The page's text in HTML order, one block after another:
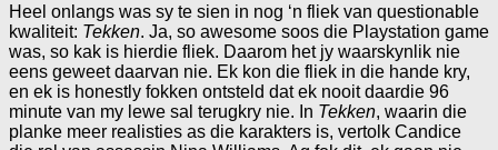
Heel onlangs was sy te sien in nog ‘n fliek van questionable
kwaliteit: Tekken. Ja, so awesome soos die Playstation game
was, so kak is hierdie fliek. Daarom het jy waarskynlik nie
eens geweet daarvan nie. Ek kon die fliek in die hande kry,
en ek is honestly fokken ontsteld dat ek nooit daardie 96
minute van my lewe sal terugkry nie. In Tekken, waarin die
planke meer realisties as die karakters is, vertolk Candice